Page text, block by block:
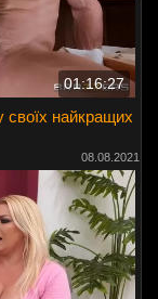
01:16:27
найкращих
08.08.2021